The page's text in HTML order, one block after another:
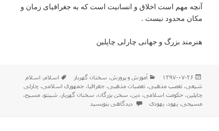
آنچه مهم است اخلاق و انسانیت است که به جغرافیای زمان و
مکان محدود نیست .
هنرمند بزرگ و جهانی چارلی چاپلین
ارسال
شده
در
۱۳۹۷-۰۷-۲۶ دسته‌ها
آموزش و پرورش، سخنان گهربار برچسب‌ها
اسلام، اسلام
شیعی،تعصب مذهبی،تعصبات مذهبی،جغرافیا،جمهوری اسلامی،چارلی
چاپلین،حکومت اسلامی، دین، سخن بزرگان، سخنان گهربار ، شینتو،مسیح،
مسیحی،یهود،یهودی برای سخنان گهربار
دیدگاهی بنویسید